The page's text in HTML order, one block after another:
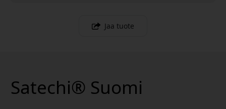
Jaa tuote
Satechi® Suomi